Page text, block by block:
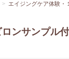
エイジングケア体験・
ンサンプル